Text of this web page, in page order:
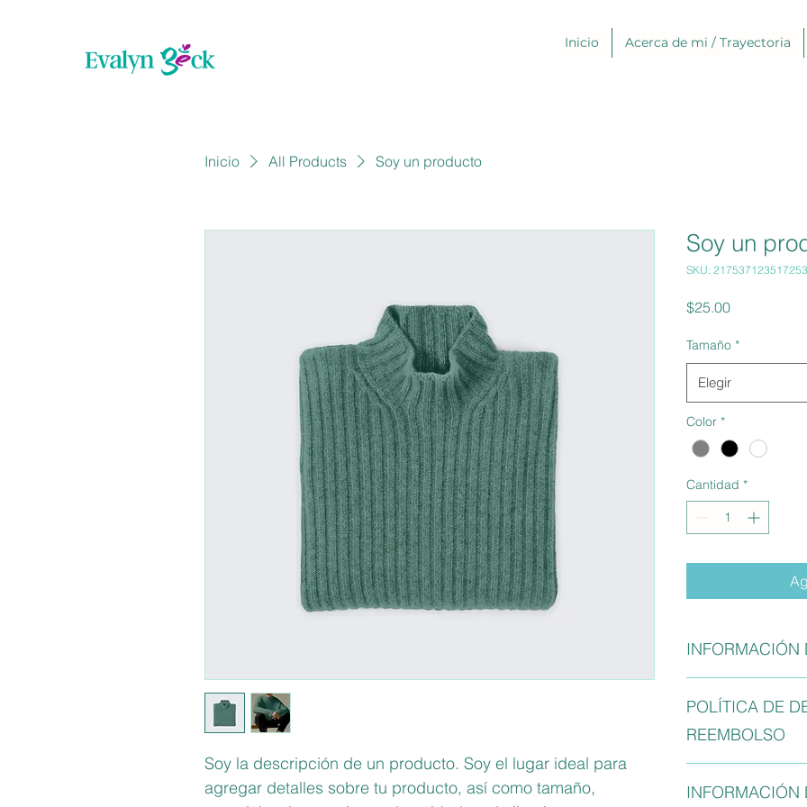
Inicio Acerca de mi / Trayectoria
Inicio All Products Soy un producto
Soy la descripción de un producto. Soy el lugar ideal para
agregar detalles sobre tu producto, así como tamaño,
Soy un
SKU: 217537123517253
$25.00Precio
Tamaño *
Elegir
Color *
Cantidad *
INFORMACIÓN
para agregar
tamaño,
limpieza. Es
qué este producto
beneficiarían con él.
POLÍTICA DE
REEMBOLSO
oportunidad ideal
INFORMACIÓN